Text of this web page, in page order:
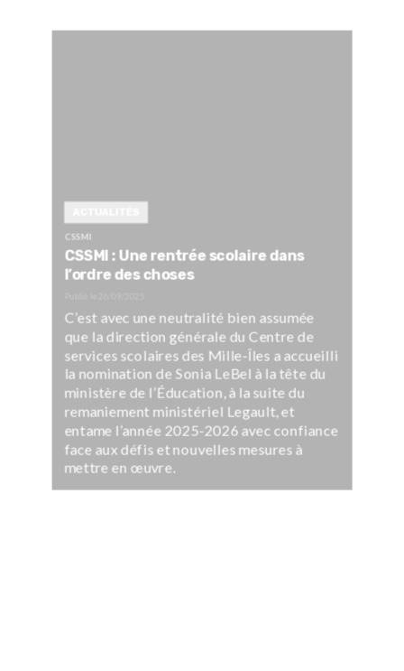
CSSMI
CSSMI : Une rentrée scolaire dans
l’ordre des choses
C’est avec une neutralité bien assumée
que la direction générale du Centre de
services scolaires des Mille-Îles a accueilli
la nomination de Sonia LeBel à la tête du
ministère de l’Éducation, à la suite du
remaniement ministériel Legault, et
entame l’année 2025-2026 avec confiance
face aux défis et nouvelles mesures à
mettre en œuvre.